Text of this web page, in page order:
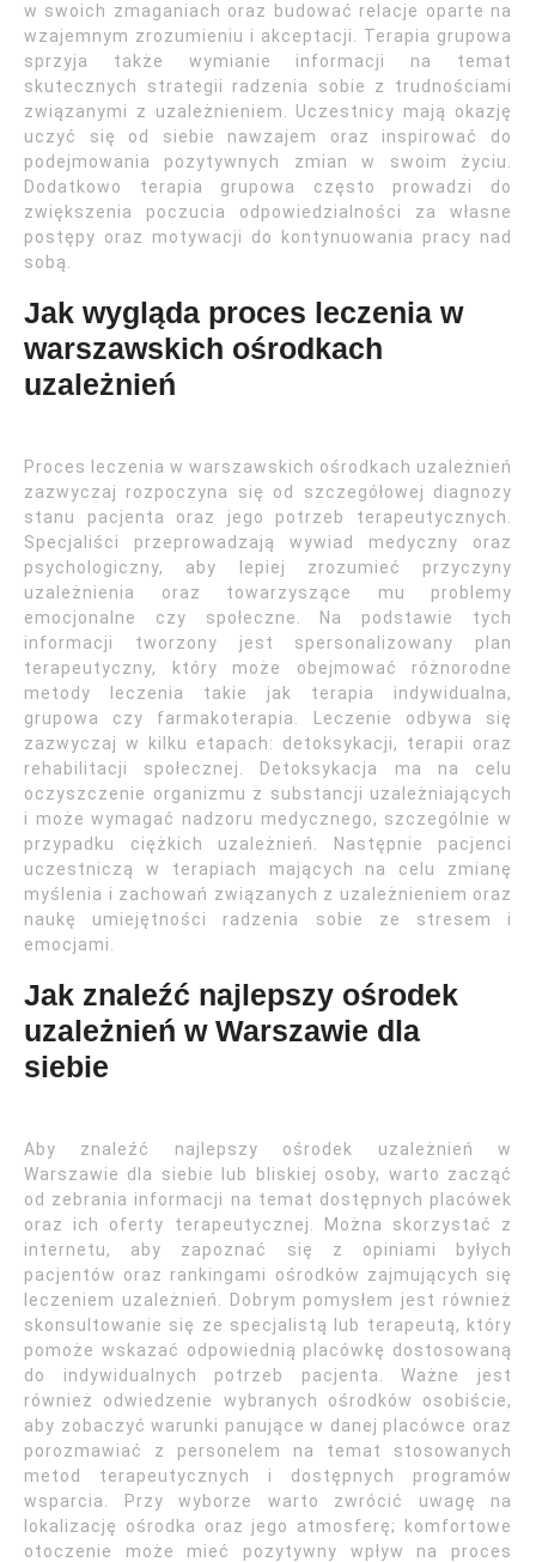
w swoich zmaganiach oraz budować relacje oparte na
wzajemnym zrozumieniu i akceptacji. Terapia grupowa
sprzyja także wymianie informacji na temat
skutecznych strategii radzenia sobie z trudnościami
związanymi z uzależnieniem. Uczestnicy mają okazję
uczyć się od siebie nawzajem oraz inspirować do
podejmowania pozytywnych zmian w swoim życiu.
Dodatkowo terapia grupowa często prowadzi do
zwiększenia poczucia odpowiedzialności za własne
postępy oraz motywacji do kontynuowania pracy nad
sobą.
Jak wygląda proces leczenia w
warszawskich ośrodkach
uzależnień
Proces leczenia w warszawskich ośrodkach uzależnień
zazwyczaj rozpoczyna się od szczegółowej diagnozy
stanu pacjenta oraz jego potrzeb terapeutycznych.
Specjaliści przeprowadzają wywiad medyczny oraz
psychologiczny, aby lepiej zrozumieć przyczyny
uzależnienia oraz towarzyszące mu problemy
emocjonalne czy społeczne. Na podstawie tych
informacji tworzony jest spersonalizowany plan
terapeutyczny, który może obejmować różnorodne
metody leczenia takie jak terapia indywidualna,
grupowa czy farmakoterapia. Leczenie odbywa się
zazwyczaj w kilku etapach: detoksykacji, terapii oraz
rehabilitacji społecznej. Detoksykacja ma na celu
oczyszczenie organizmu z substancji uzależniających
i może wymagać nadzoru medycznego, szczególnie w
przypadku ciężkich uzależnień. Następnie pacjenci
uczestniczą w terapiach mających na celu zmianę
myślenia i zachowań związanych z uzależnieniem oraz
naukę umiejętności radzenia sobie ze stresem i
emocjami.
Jak znaleźć najlepszy ośrodek
uzależnień w Warszawie dla
siebie
Aby znaleźć najlepszy ośrodek uzależnień w
Warszawie dla siebie lub bliskiej osoby, warto zacząć
od zebrania informacji na temat dostępnych placówek
oraz ich oferty terapeutycznej. Można skorzystać z
internetu, aby zapoznać się z opiniami byłych
pacjentów oraz rankingami ośrodków zajmujących się
leczeniem uzależnień. Dobrym pomysłem jest również
skonsultowanie się ze specjalistą lub terapeutą, który
pomoże wskazać odpowiednią placówkę dostosowaną
do indywidualnych potrzeb pacjenta. Ważne jest
również odwiedzenie wybranych ośrodków osobiście,
aby zobaczyć warunki panujące w danej placówce oraz
porozmawiać z personelem na temat stosowanych
metod terapeutycznych i dostępnych programów
wsparcia. Przy wyborze warto zwrócić uwagę na
lokalizację ośrodka oraz jego atmosferę; komfortowe
otoczenie może mieć pozytywny wpływ na proces